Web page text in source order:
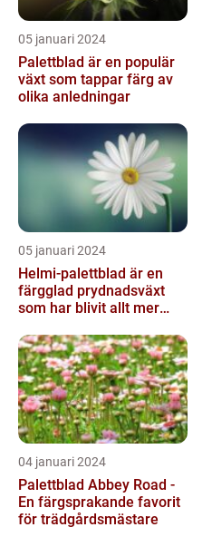
05 januari 2024
Palettblad är en populär
växt som tappar färg av
olika anledningar
05 januari 2024
Helmi-palettblad är en
färgglad prydnadsväxt
som har blivit allt mer
trädgårdsentusias...
04 januari 2024
Palettblad Abbey Road -
En färgsprakande favorit
för trädgårdsmästare